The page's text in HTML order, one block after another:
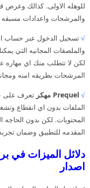
للوهله الاولى. كذالك
والمرشحات واعدادات
√ تسجيل الدخول عبر حساب
والملصقات المجانيه التي
لكن لا تتطلب منك اي مهاره
المرشحات بطريقه امنه
√ Prequel مهكر
تعرف على
الملفات بدون اي انقطاع
المحتويات. لكن بدون الحاجه
المقدمه للتطبيق وضمان
اصدار